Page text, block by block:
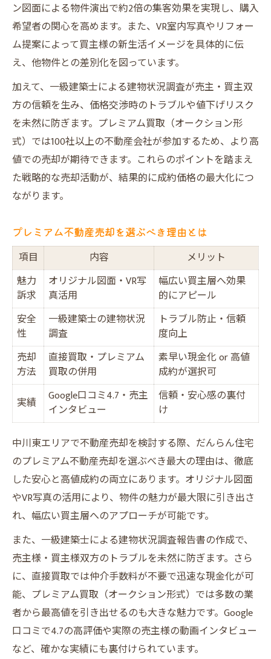
ン図面による物件演出で約2倍の集客効果を実現し、購入
希望者の関心を高めます。また、VR室内写真やリフォー
ム提案によって買主様の新生活イメージを具体的に伝
え、他物件との差別化を図っています。
加えて、一級建築士による建物状況調査が売主・買主双
方の信頼を生み、価格交渉時のトラブルや値下げリスク
を未然に防ぎます。プレミアム買取（オークション形
式）では100社以上の不動産会社が参加するため、より高
値での売却が期待できます。これらのポイントを踏まえ
た戦略的な売却活動が、結果的に成約価格の最大化につ
ながります。
プレミアム不動産売却を選ぶべき理由とは
項目 内容
メリット
魅力
訴求
オリジナル図面・VR写
真活用
幅広い買主層へ効果
的にアピール
安全
性
一級建築士の建物状況
調査
トラブル防止・信頼
度向上
売却
方法
直接買取・プレミアム
買取の併用
素早い現金化 or 高値
成約が選択可
実績
Google口コミ4.7・売主
インタビュー
信頼・安心感の裏付
け
中川東エリアで不動産売却を検討する際、だんらん住宅
のプレミアム不動産売却を選ぶべき最大の理由は、徹底
した安心と高値成約の両立にあります。オリジナル図面
やVR写真の活用により、物件の魅力が最大限に引き出さ
れ、幅広い買主層へのアプローチが可能です。
また、一級建築士による建物状況調査報告書の作成で、
売主様・買主様双方のトラブルを未然に防ぎます。さら
に、直接買取では仲介手数料が不要で迅速な現金化が可
能、プレミアム買取（オークション形式）では多数の業
者から最高値を引き出せるのも大きな魅力です。Google
口コミで4.7の高評価や実際の売主様の動画インタビュー
など、確かな実績にも裏付けられています。